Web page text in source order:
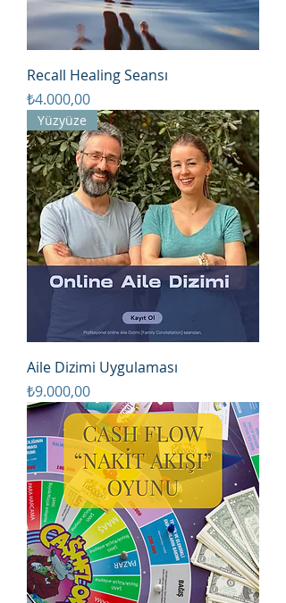
Recall Healing Seansı
Fiyat
₺4.000,00
Yüzyüze
Aile Dizimi Uygulaması
Fiyat
₺9.000,00